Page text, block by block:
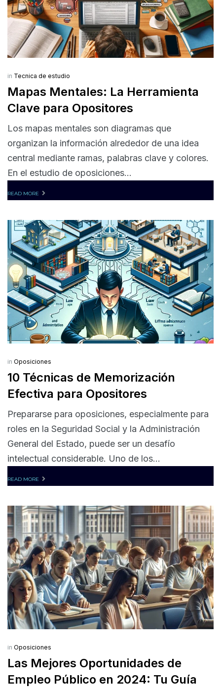
in Tecnica de estudio
Mapas Mentales: La Herramienta
Clave para Opositores
Los mapas mentales son diagramas que
organizan la información alrededor de una idea
central mediante ramas, palabras clave y colores.
En el estudio de oposiciones...
READ MORE
in Oposiciones
10 Técnicas de Memorización
Efectiva para Opositores
Prepararse para oposiciones, especialmente para
roles en la Seguridad Social y la Administración
General del Estado, puede ser un desafío
intelectual considerable. Uno de los...
READ MORE
in Oposiciones
Las Mejores Oportunidades de
Empleo Público en 2024: Tu Guía